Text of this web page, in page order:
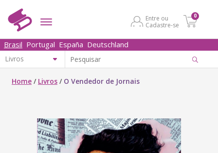
Entre ou
Cadastre-se
0
Brasil Portugal España Deutschland
Home / Livros / O Vendedor de Jornais